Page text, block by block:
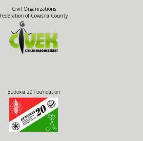
Civil Organizations
Federation of Covasna County
Eudoxia 20 Foundation